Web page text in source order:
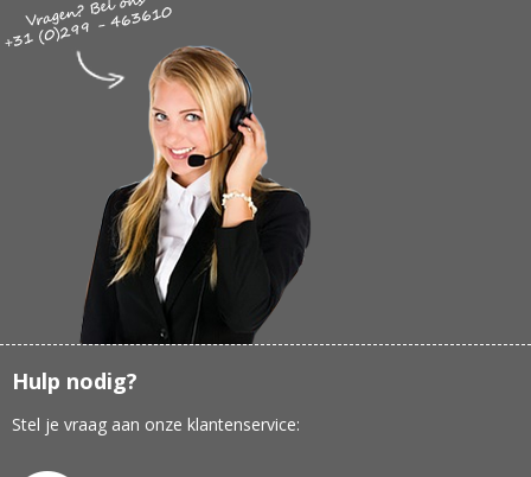
Hulp nodig?
Stel je vraag aan onze klantenservice: